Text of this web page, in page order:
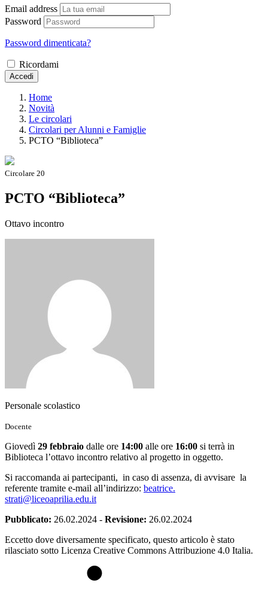
Email address
Password
Password dimenticata?
Ricordami
Accedi
Home
Novità
Le circolari
Circolari per Alunni e Famiglie
PCTO “Biblioteca”
Circolare 20
PCTO “Biblioteca”
Ottavo incontro
Personale scolastico
Docente
Giovedì 29 febbraio dalle ore 14:00 alle ore 16:00 si terrà in
Biblioteca l’ottavo incontro relativo al progetto in oggetto.
Si raccomanda ai partecipanti, in caso di assenza, di avvisare la
referente tramite e-mail all’indirizzo: beatrice.
strati@liceoaprilia.edu.it
Pubblicato: 26.02.2024 - Revisione: 26.02.2024
Eccetto dove diversamente specificato, questo articolo è stato
rilasciato sotto Licenza Creative Commons Attribuzione 4.0 Italia.